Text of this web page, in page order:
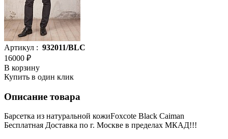
Артикул : 932011/BLC
16000 ₽
В корзину
Купить в один клик
Описание товара
Барсетка из натуральной кожиFoxcote Black Caiman
Бесплатная Доставка по г. Москве в пределах МКАД!!!